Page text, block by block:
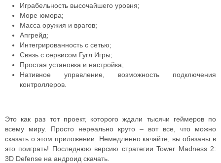
Играбельность высочайшего уровня;
Море юмора;
Масса оружия и врагов;
Апгрейд;
Интегрированность с сетью;
Связь с сервисом Гугл Игры;
Простая установка и настройка;
Нативное управление, возможность подключения
контроллеров.
Это как раз тот проект, которого ждали тысячи геймеров по
всему миру. Просто нереально круто – вот все, что можно
сказать о этом приложении. Немедленно качайте, вы обязаны в
это поиграть! Последнюю версию стратегии Tower Madness 2:
3D Defense на андроид скачать.